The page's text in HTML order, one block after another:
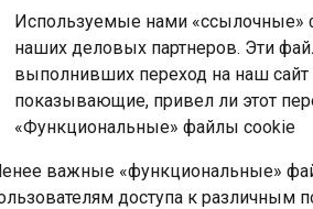
Используемые нами «ссылочные»
наших деловых партнеров. Эти
выполнивших переход на наш сайт
показывающие, привел ли этот
«Функциональные» файлы cookie
важные «функциональные»
доступа к различным